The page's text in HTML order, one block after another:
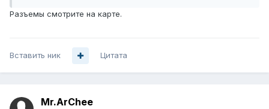
Разъемы смотрите на карте.
Вставить ник Цитата
Mr.ArChee